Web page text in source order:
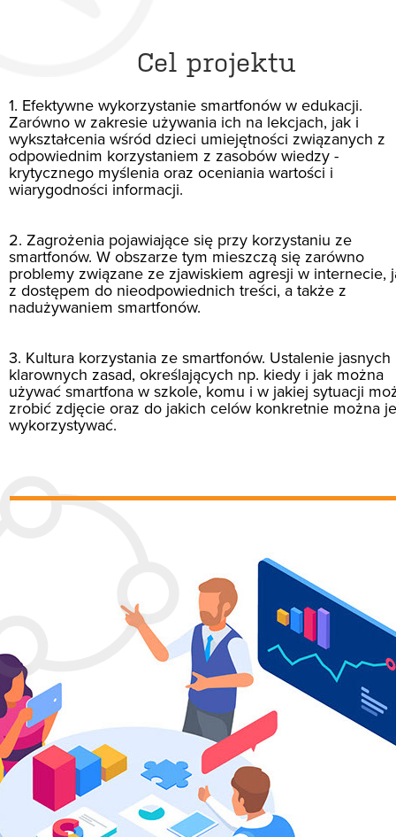
Cel projektu
1. Efektywne wykorzystanie smartfonów w edukacji.
Zarówno w zakresie używania ich na lekcjach, jak i
wykształcenia wśród dzieci umiejętności związanych z
odpowiednim korzystaniem z zasobów wiedzy -
krytycznego myślenia oraz oceniania wartości i
wiarygodności informacji.
2. Zagrożenia pojawiające się przy korzystaniu ze
smartfonów. W obszarze tym mieszczą się zarówno
problemy związane ze zjawiskiem agresji w internecie,
z dostępem do nieodpowiednich treści, a także z
nadużywaniem smartfonów.
3. Kultura korzystania ze smartfonów. Ustalenie jasnych
klarownych zasad, określających np. kiedy i jak można
używać smartfona w szkole, komu i w jakiej sytuacji
zrobić zdjęcie oraz do jakich celów konkretnie można je
wykorzystywać.